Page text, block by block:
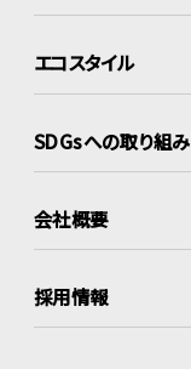
エコスタイル
SDGsへの取り組み
会社概要
採用情報